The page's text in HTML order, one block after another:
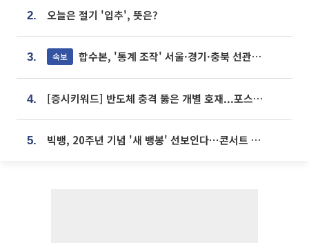
2. 오늘은 절기 '입추', 뜻은?
3. 속보 합수본, '통계 조작' 서울·경기·충북 선관위 등 추가 압수수색
4. [증시키워드] 반도체 충격 뚫은 개별 호재...포스코퓨처엠·에코프로·한화솔루션 '눈길'
5. 빅뱅, 20주년 기념 '새 뱅봉' 선보인다⋯콘서트 앞두고 팝업 개최